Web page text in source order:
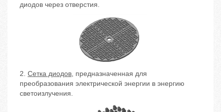
диодов через отверстия.
2. Сетка диодов, предназначенная для
преобразования электрической энергии в энергию
светоизлучения.